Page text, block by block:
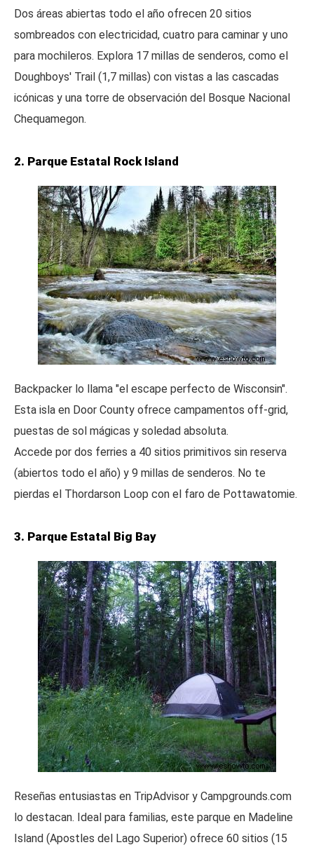
Dos áreas abiertas todo el año ofrecen 20 sitios
sombreados con electricidad, cuatro para caminar y uno
para mochileros. Explora 17 millas de senderos, como el
Doughboys' Trail (1,7 millas) con vistas a las cascadas
icónicas y una torre de observación del Bosque Nacional
Chequamegon.
2. Parque Estatal Rock Island
Backpacker lo llama "el escape perfecto de Wisconsin".
Esta isla en Door County ofrece campamentos off-grid,
puestas de sol mágicas y soledad absoluta.
Accede por dos ferries a 40 sitios primitivos sin reserva
(abiertos todo el año) y 9 millas de senderos. No te
pierdas el Thordarson Loop con el faro de Pottawatomie.
3. Parque Estatal Big Bay
Reseñas entusiastas en TripAdvisor y Campgrounds.com
lo destacan. Ideal para familias, este parque en Madeline
Island (Apostles del Lago Superior) ofrece 60 sitios (15